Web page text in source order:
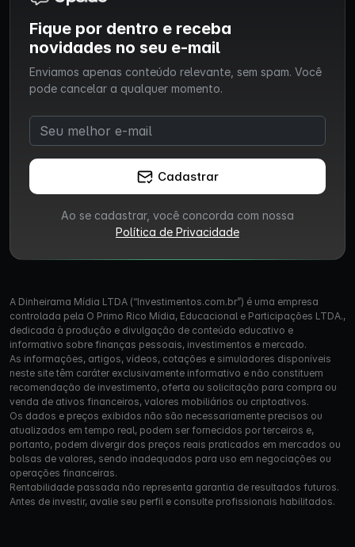
Fique por dentro e receba
novidades no seu e-mail
Enviamos apenas conteúdo relevante, sem spam. Você
pode cancelar a qualquer momento.
Cadastrar
Ao se cadastrar, você concorda com nossa
Política de Privacidade
A Dinheirama Mídia LTDA (“Investimentos.com.br”) é uma empresa
controlada pela O Primo Rico Mídia, Educacional e Participações LTDA.,
dedicada à produção e divulgação de conteúdo educativo e
informativo sobre finanças pessoais, investimentos e mercado.
As informações, artigos, vídeos, cotações e simuladores disponíveis
neste site têm caráter exclusivamente informativo e não constituem
recomendação de investimento, oferta ou solicitação para compra ou
venda de ativos financeiros, valores mobiliários ou criptoativos.
Os dados e preços exibidos não são necessariamente precisos ou
atualizados em tempo real, podem ser fornecidos por terceiros e,
portanto, podem divergir dos preços reais praticados em mercados ou
bolsas de valores, sendo inadequados para uso em negociações ou
operações financeiras.
Rentabilidade passada não representa garantia de resultados futuros.
Antes de investir, avalie seu perfil e consulte profissionais habilitados.